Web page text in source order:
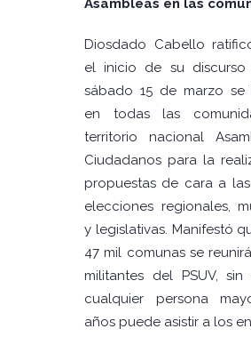
Asambleas en las
Diosdado Cabello
el inicio de su discurso
sábado 15 de marzo se
en todas las
territorio nacional
Ciudadanos para la
propuestas de cara a
elecciones regionales,
y legislativas. Manifestó
47 mil comunas se
militantes del PSUV, sin
cualquier persona
años puede asistir a los